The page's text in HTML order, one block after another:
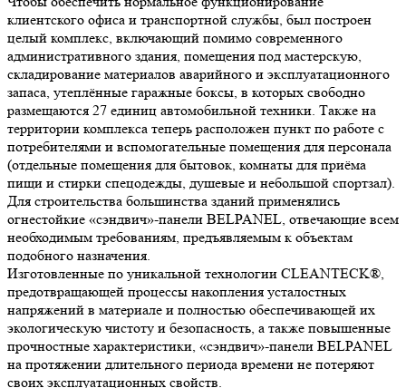
клиентского офиса и транспортной службы, был построен
целый комплекс, включающий помимо современного
административного здания, помещения под мастерскую,
складирование материалов аварийного и эксплуатационного
запаса, утеплённые гаражные боксы, в которых свободно
размещаются 27 единиц автомобильной техники. Также на
территории комплекса теперь расположен пункт по работе с
потребителями и вспомогательные помещения для персонала
(отдельные помещения для бытовок, комнаты для приёма
пищи и стирки спецодежды, душевые и небольшой спортзал).
Для строительства большинства зданий применялись
огнестойкие «сэндвич»-панели BELPANEL, отвечающие всем
необходимым требованиям, предъявляемым к объектам
подобного назначения.
Изготовленные по уникальной технологии CLEANTECK®,
предотвращающей процессы накопления усталостных
напряжений в материале и полностью обеспечивающей их
экологическую чистоту и безопасность, а также повышенные
прочностные характеристики, «сэндвич»-панели BELPANEL
на протяжении длительного периода времени не потеряют
своих эксплуатационных свойств.